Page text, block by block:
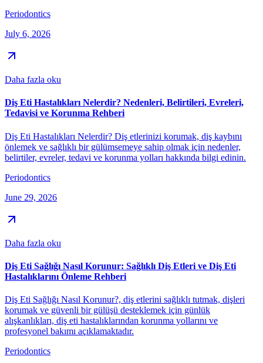
Periodontics
July 6, 2026
Daha fazla oku
Diş Eti Hastalıkları Nelerdir? Nedenleri, Belirtileri, Evreleri,
Tedavisi ve Korunma Rehberi
Diş Eti Hastalıkları Nelerdir? Diş etlerinizi korumak, diş kaybını
önlemek ve sağlıklı bir gülümsemeye sahip olmak için nedenler,
belirtiler, evreler, tedavi ve korunma yolları hakkında bilgi edinin.
Periodontics
June 29, 2026
Daha fazla oku
Diş Eti Sağlığı Nasıl Korunur: Sağlıklı Diş Etleri ve Diş Eti
Hastalıklarını Önleme Rehberi
Diş Eti Sağlığı Nasıl Korunur?, diş etlerini sağlıklı tutmak, dişleri
korumak ve güvenli bir gülüşü desteklemek için günlük
alışkanlıkları, diş eti hastalıklarından korunma yollarını ve
profesyonel bakımı açıklamaktadır.
Periodontics